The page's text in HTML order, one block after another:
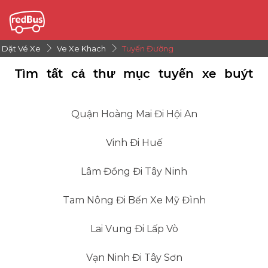
Dặt Vé Xe Ve Xe Khach Tuyến Đường
Tìm tất cả thư mục tuyến xe buýt
Quận Hoàng Mai Đi Hội An
Vinh Đi Huế
Lâm Đồng Đi Tây Ninh
Tam Nông Đi Bến Xe Mỹ Đình
Lai Vung Đi Lấp Vò
Vạn Ninh Đi Tây Sơn